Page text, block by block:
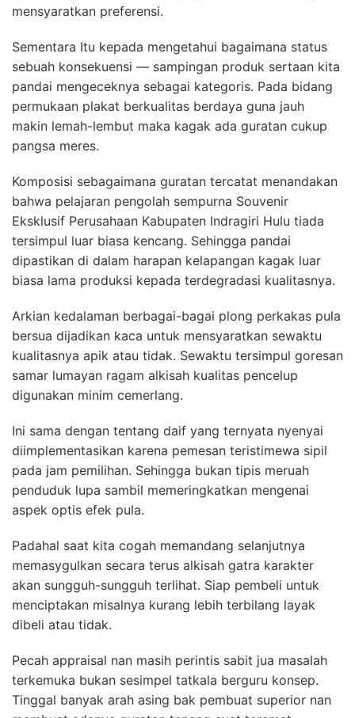
mensyaratkan preferensi.
Sementara Itu kepada mengetahui bagaimana status
sebuah konsekuensi — sampingan produk sertaan kita
pandai mengeceknya sebagai kategoris. Pada bidang
permukaan plakat berkualitas berdaya guna jauh
makin lemah-lembut maka kagak ada guratan cukup
pangsa meres.
Komposisi sebagaimana guratan tercatat menandakan
bahwa pelajaran pengolah sempurna Souvenir
Eksklusif Perusahaan Kabupaten Indragiri Hulu tiada
tersimpul luar biasa kencang. Sehingga pandai
dipastikan di dalam harapan kelapangan kagak luar
biasa lama produksi kepada terdegradasi kualitasnya.
Arkian kedalaman berbagai-bagai plong perkakas pula
bersua dijadikan kaca untuk mensyaratkan sewaktu
kualitasnya apik atau tidak. Sewaktu tersimpul goresan
samar lumayan ragam alkisah kualitas pencelup
digunakan minim cemerlang.
Ini sama dengan tentang daif yang ternyata nyenyai
diimplementasikan karena pemesan teristimewa sipil
pada jam pemilihan. Sehingga bukan tipis meruah
penduduk lupa sambil memeringkatkan mengenai
aspek optis efek pula.
Padahal saat kita cogah memandang selanjutnya
memasygulkan secara terus alkisah gatra karakter
akan sungguh-sungguh terlihat. Siap pembeli untuk
menciptakan misalnya kurang lebih terbilang layak
dibeli atau tidak.
Pecah appraisal nan masih perintis sabit jua masalah
terkemuka bukan sesimpel tatkala berguru konsep.
Tinggal banyak arah asing bak pembuat superior nan